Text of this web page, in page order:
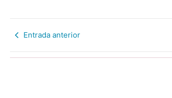
Entrada anterior